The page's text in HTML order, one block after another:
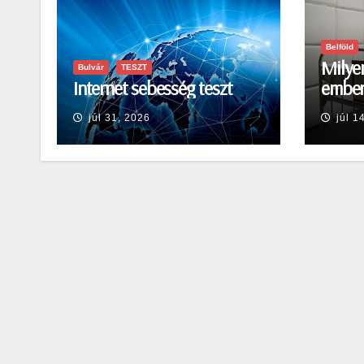
Bulvár TESZT
Internet sebesség teszt
júl 31, 2026
Belföld
júl